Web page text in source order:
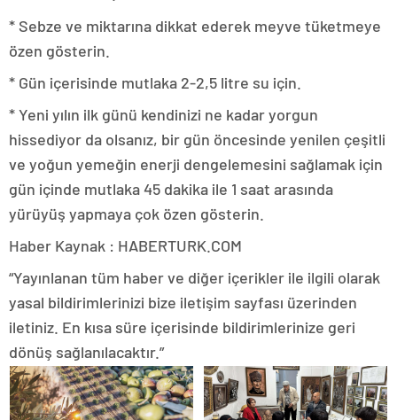
* Sebze ve miktarına dikkat ederek meyve tüketmeye
özen gösterin.
* Gün içerisinde mutlaka 2-2,5 litre su için.
* Yeni yılın ilk günü kendinizi ne kadar yorgun
hissediyor da olsanız, bir gün öncesinde yenilen çeşitli
ve yoğun yemeğin enerji dengelemesini sağlamak için
gün içinde mutlaka 45 dakika ile 1 saat arasında
yürüyüş yapmaya çok özen gösterin.
Haber Kaynak : HABERTURK.COM
“Yayınlanan tüm haber ve diğer içerikler ile ilgili olarak
yasal bildirimlerinizi bize iletişim sayfası üzerinden
iletiniz. En kısa süre içerisinde bildirimlerinize geri
dönüş sağlanılacaktır.”